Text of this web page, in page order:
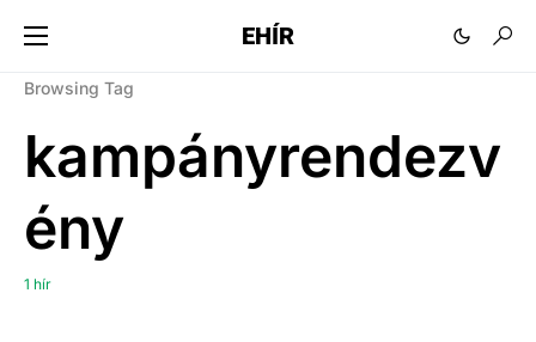
EHÍR
Browsing Tag
kampányrendezv
ény
1 hír